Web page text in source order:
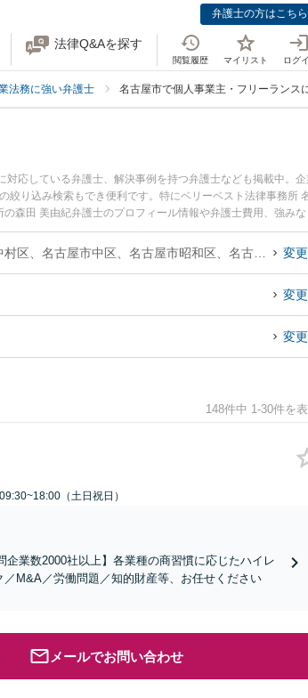
弁護士の方はこちら
法律Q&Aを探す
閲覧履歴 マイリスト ログ
法務に強い弁護士 名古屋市で個人事業主・フリーランス
応している弁護士、解決事例を持つ弁護士なども掲載中。企
り込み検索もでき便利です。特にベリーベスト法律事務所
森田 美由紀弁護士のプロフィール情報や弁護士費用、強み
に相談したい』『個人事業主・フリーランスのトラブル解決
護士に相談予約したい』などでお困りの相談者さんにおすす
変更
変更
変更
148件中 1-30件を
（土日祝日）
企業数2000社以上】各業種の商習慣に応じたハイレ
M&A／労働問題／知的財産等、お任せください
メールでお問い合わせ